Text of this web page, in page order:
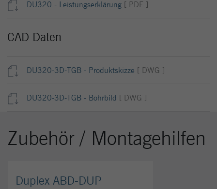
DU320 - Leistungserklärung [ PDF ]
CAD Daten
DU320-3D-TGB - Produktskizze [ DWG ]
DU320-3D-TGB - Bohrbild [ DWG ]
Zubehör / Montagehilfen
Duplex ABD-DUP